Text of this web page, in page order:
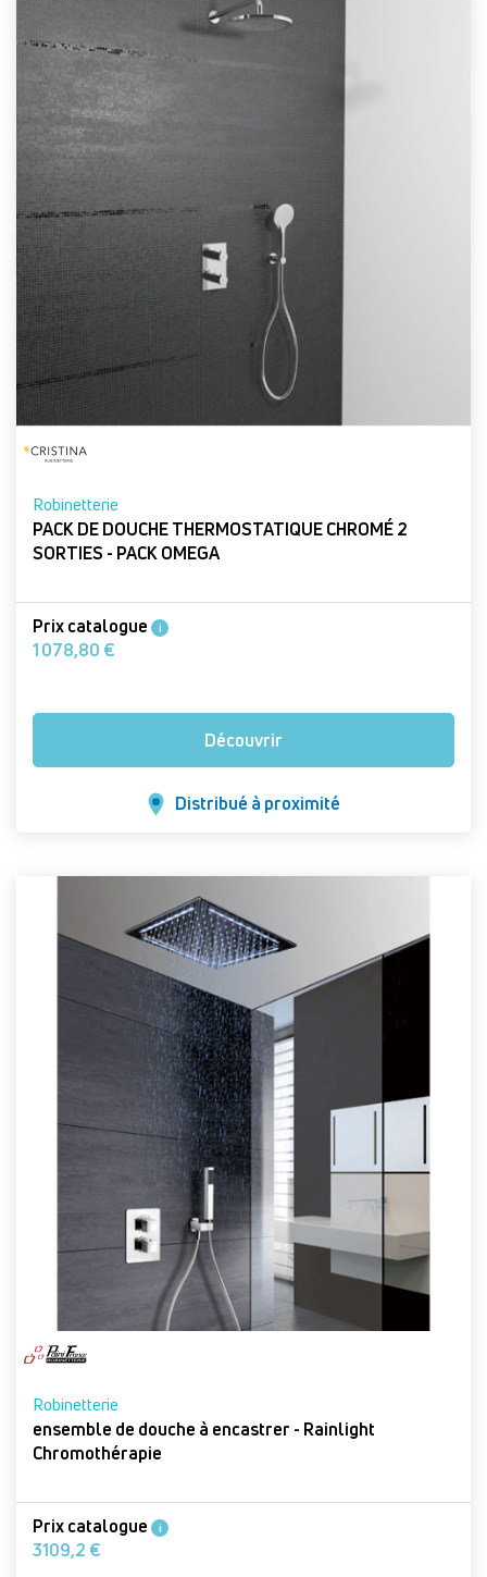
Robinetterie
PACK DE DOUCHE THERMOSTATIQUE CHROMÉ 2
SORTIES - PACK OMEGA
Prix catalogue i
1 078,80 €
Découvrir
Distribué à proximité
Robinetterie
ensemble de douche à encastrer - Rainlight
Chromothérapie
Prix catalogue i
3109,2 €